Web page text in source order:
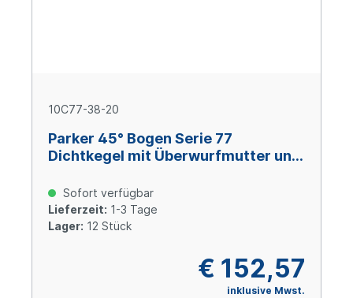
10C77-38-20
Parker 45° Bogen Serie 77
Dichtkegel mit Überwurfmutter und
verzinkt Cr(VI)-frei
Sofort verfügbar
Lieferzeit: 1-3 Tage
Lager: 12 Stück
€ 152,57
inklusive Mwst.